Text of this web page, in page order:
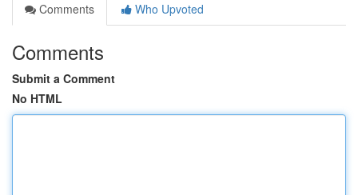
Comments
Who Upvoted
Comments
Submit a Comment
No HTML